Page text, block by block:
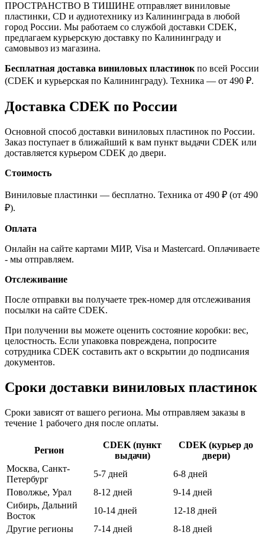
ПРОСТРАНСТВО В ТИШИНЕ отправляет виниловые
пластинки, CD и аудиотехнику из Калининграда в любой
город России. Мы работаем со службой доставки CDEK,
предлагаем курьерскую доставку по Калининграду и
самовывоз из магазина.
Бесплатная доставка виниловых пластинок по всей России
(CDEK и курьерская по Калининграду). Техника — от 490 ₽.
Доставка CDEK по России
Основной способ доставки виниловых пластинок по России.
Заказ поступает в ближайший к вам пункт выдачи CDEK или
доставляется курьером CDEK до двери.
Стоимость
Виниловые пластинки — бесплатно. Техника от 490 ₽ (от 490
₽).
Оплата
Онлайн на сайте картами МИР, Visa и Mastercard. Оплачиваете
- мы отправляем.
Отслеживание
После отправки вы получаете трек-номер для отслеживания
посылки на сайте CDEK.
При получении вы можете оценить состояние коробки: вес,
целостность. Если упаковка повреждена, попросите
сотрудника CDEK составить акт о вскрытии до подписания
документов.
Сроки доставки виниловых пластинок
Сроки зависят от вашего региона. Мы отправляем заказы в
течение 1 рабочего дня после оплаты.
Регион
CDEK (пункт
выдачи)
CDEK (курьер до
двери)
Москва, Санкт-
Петербург
5-7 дней
6-8 дней
Поволжье, Урал
8-12 дней
9-14 дней
Сибирь, Дальний
Восток
10-14 дней
12-18 дней
Другие регионы
7-14 дней
8-18 дней